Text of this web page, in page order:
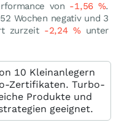
von -1,56 %.
Wochen negativ und 3
zurzeit -2,24 %unter
10 Kleinanlegern
Zertifikaten. Turbo-
Produkte und
geeignet.